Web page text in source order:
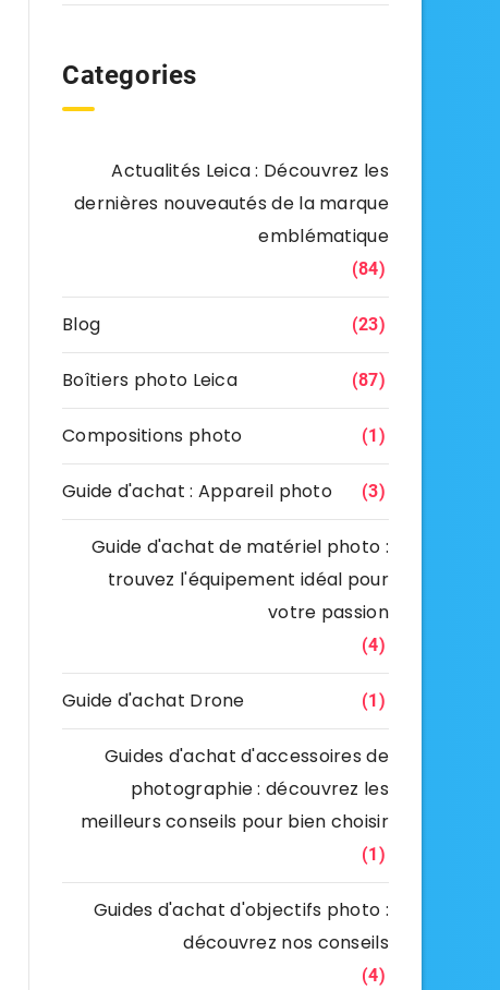
Categories
Actualités Leica : Découvrez les
dernières nouveautés de la marque
emblématique
(84)
Blog (23)
Boîtiers photo Leica (87)
Compositions photo (1)
Guide d'achat : Appareil photo (3)
Guide d'achat de matériel photo :
trouvez l'équipement idéal pour
votre passion
(4)
Guide d'achat Drone (1)
Guides d'achat d'accessoires de
photographie : découvrez les
meilleurs conseils pour bien choisir
(1)
Guides d'achat d'objectifs photo :
découvrez nos conseils
(4)